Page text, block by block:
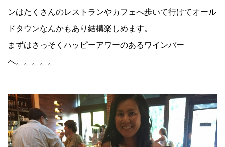
ンはたくさんのレストランやカフェへ歩いて行けてオール
ドタウンなんかもあり結構楽しめます。
まずはさっそくハッピーアワーのあるワインバー
へ。。。。。